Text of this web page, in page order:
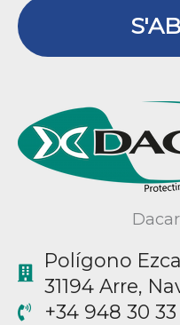
Polígono
31194 Arre,
+34 948 30